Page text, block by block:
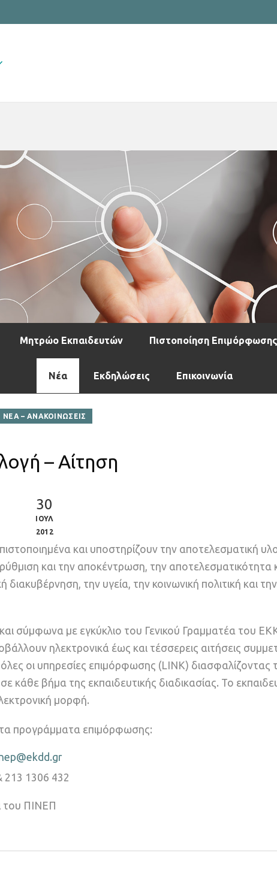
Μητρώο Εκπαιδευτών Πιστοποίηση Επιμόρφωσης
Νέα Εκδηλώσεις Επικοινωνία
ΝΕΑ – ΑΝΑΚΟΙΝΩΣΕΙΣ
– Αίτηση
30
ΙΟΥΛ
2012
πιστοποιημένα και υποστηρίζουν την αποτελεσματική
και την αποκέντρωση, την αποτελεσματικότητα
την υγεία, την κοινωνική πολιτική και την
σύμφωνα με εγκύκλιο του Γενικού Γραμματέα του
ηλεκτρονικά έως και τέσσερεις αιτήσεις
οι υπηρεσίες επιμόρφωσης (LINK) διασφαλίζοντας
κάθε βήμα της εκπαιδευτικής διαδικασίας. Το
μορφή.
τα προγράμματα επιμόρφωσης:
213 1306 432
του ΠΙΝΕΠ